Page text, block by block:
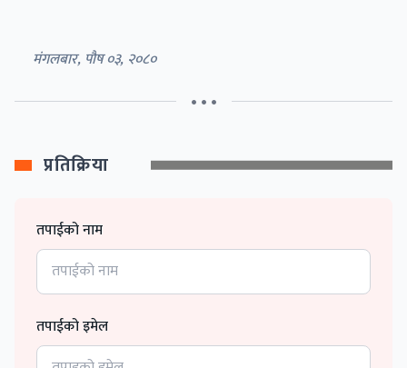
मंगलबार, पौष ०३, २०८०
• • •
प्रतिक्रिया
तपाईको नाम
तपाईको इमेल